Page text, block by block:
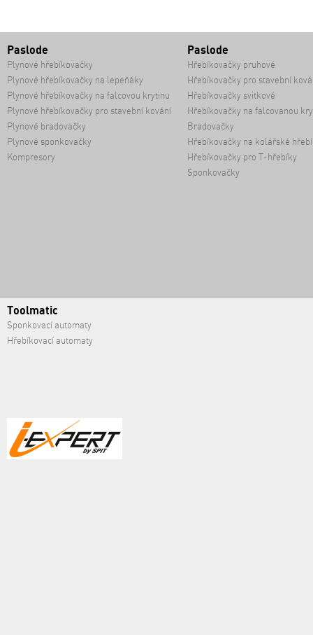
Paslode
Plynové hřebíkovačky
Plynové hřebíkovačky na lepeňáky
Plynové hřebíkovačky na falcovou krytinu
Plynové hřebíkovačky pro stavební kování
Plynové bradovačky
Plynové sponkovačky
Kompresory
Paslode
Hřebíkovačky pruhové
Hřebíkovačky pro stavební
Hřebíkovačky svitkové
Hřebíkovačky na falcovanou
Bradovačky
Hřebíkovačky na kolářské
Hřebíkovačky pro T-hřebíky
Sponkovačky
Toolmatic
Sponkovací automaty
Hřebíkovací automaty